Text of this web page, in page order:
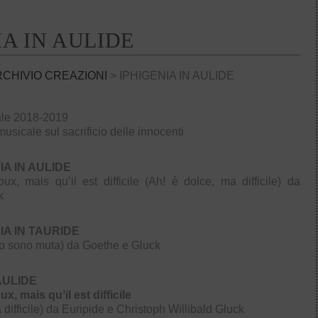
IN AULIDE
CREAZIONI > IPHIGENIA IN AULIDE
2018-2019
sul sacrificio delle innocenti
IN AULIDE
mais quʼil est difficile (Ah! è dolce, ma difficile) da
IN TAURIDE
sono muta) da Goethe e Gluck
mais quʼil est difficile
difficile) da Euripide e Christoph Willibald Gluck